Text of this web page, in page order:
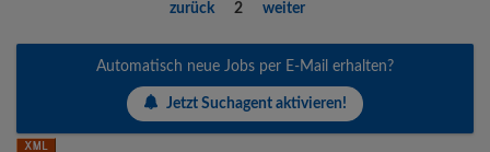
zurück 2 weiter
Automatisch neue Jobs per E-Mail erhalten?
Jetzt Suchagent aktivieren!